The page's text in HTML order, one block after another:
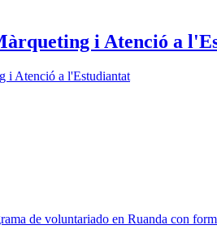
i Atenció a
i Atenció a l'Estudiantat
de voluntariado en Ruanda con